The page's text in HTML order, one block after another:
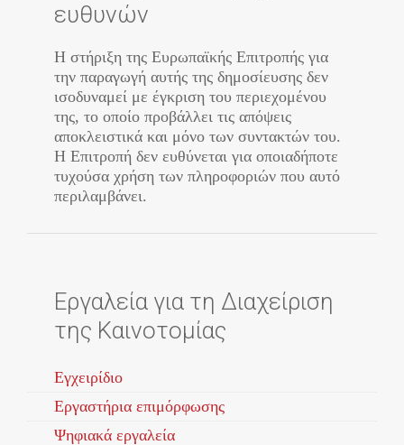
ευθυνών
Η στήριξη της Ευρωπαϊκής Επιτροπής για
την παραγωγή αυτής της δημοσίευσης δεν
ισοδυναμεί με έγκριση του περιεχομένου
της, το οποίο προβάλλει τις απόψεις
αποκλειστικά και μόνο των συντακτών του.
Η Επιτροπή δεν ευθύνεται για οποιαδήποτε
τυχούσα χρήση των πληροφοριών που αυτό
περιλαμβάνει.
Εργαλεία για τη Διαχείριση
της Καινοτομίας
Εγχειρίδιο
Εργαστήρια επιμόρφωσης
Ψηφιακά εργαλεία